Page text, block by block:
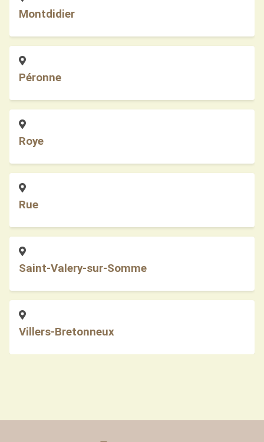
Montdidier
Péronne
Roye
Rue
Saint-Valery-sur-Somme
Villers-Bretonneux